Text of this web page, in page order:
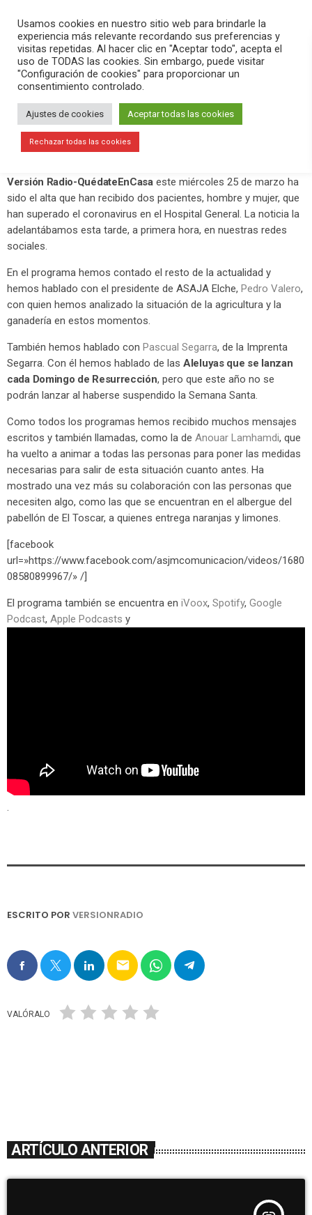
search menu pause PLAY
marzo 26, 2020
Dan de alta a dos personas que han
superado el coronavirus en el
Hospital General
Versión Radio-QuédateEnCasaeste miércoles 25 de marzo ha
sido el alta que han recibido dos pacientes, hombre y mujer, que
han superado el coronavirus en el Hospital General. La noticia la
adelantábamos esta tarde, a primera hora, en nuestras redes
sociales.
En el programa hemos contado el resto de la actualidad y
hemos hablado con el presidente de ASAJA Elche, Pedro Valero,
con quien hemos analizado la situación de la agricultura y la
ganadería en estos momentos.
También hemos hablado con Pascual Segarra, de la Imprenta
Segarra. Con él hemos hablado de las Aleluyas que se lanzan
cada Domingo de Resurrección, pero que este año no se
podrán lanzar al haberse suspendido la Semana Santa.
Como todos los programas hemos recibido muchos mensajes
escritos y también llamadas, como la de Anouar Lamhamdi, que
ha vuelto a animar a todas las personas para poner las medidas
necesarias para salir de esta situación cuanto antes. Ha
mostrado una vez más su colaboración con las personas que
necesiten algo, como las que se encuentran en el albergue del
pabellón de El Toscar, a quienes entrega naranjas y limones.
[facebook
url=»https://www.facebook.com/asjmcomunicacion/videos/1680
08580899967/» /]
El programa también se encuentra en iVoox, Spotify, Google
Podcast, Apple Podcasts y
.
ESCRITO POR VERSIONRADIO
email
VALÓRALO
ARTÍCULO ANTERIOR
Usamos cookies en nuestro sitio web para brindarle la
experiencia más relevante recordando sus preferencias y
visitas repetidas. Al hacer clic en "Aceptar todo", acepta el
uso de TODAS las cookies. Sin embargo, puede visitar
"Configuración de cookies" para proporcionar un
consentimiento controlado.
Ajustes de cookies Aceptar todas las cookies
Rechazar todas las cookies